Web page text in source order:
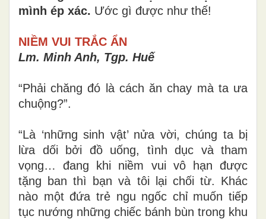
mình ép xác. Ước gì được như thế!
NIỀM VUI TRẮC ẨN
Lm. Minh Anh, Tgp. Huế
“Phải chăng đó là cách ăn chay mà ta ưa
chuộng?”.
“Là ‘những sinh vật’ nửa vời, chúng ta bị
lừa dối bởi đồ uống, tình dục và tham
vọng… đang khi niềm vui vô hạn được
tặng ban thì bạn và tôi lại chối từ. Khác
nào một đứa trẻ ngu ngốc chỉ muốn tiếp
tục nướng những chiếc bánh bùn trong khu